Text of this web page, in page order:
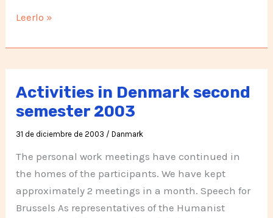
Charla
Silo
con
la
Colombiana
Leerlo »
Activities in Denmark second
semester 2003
31 de diciembre de 2003 /Danmark
The personal work meetings have continued in
the homes of the participants. We have kept
approximately 2 meetings in a month. Speech for
Brussels As representatives of the Humanist